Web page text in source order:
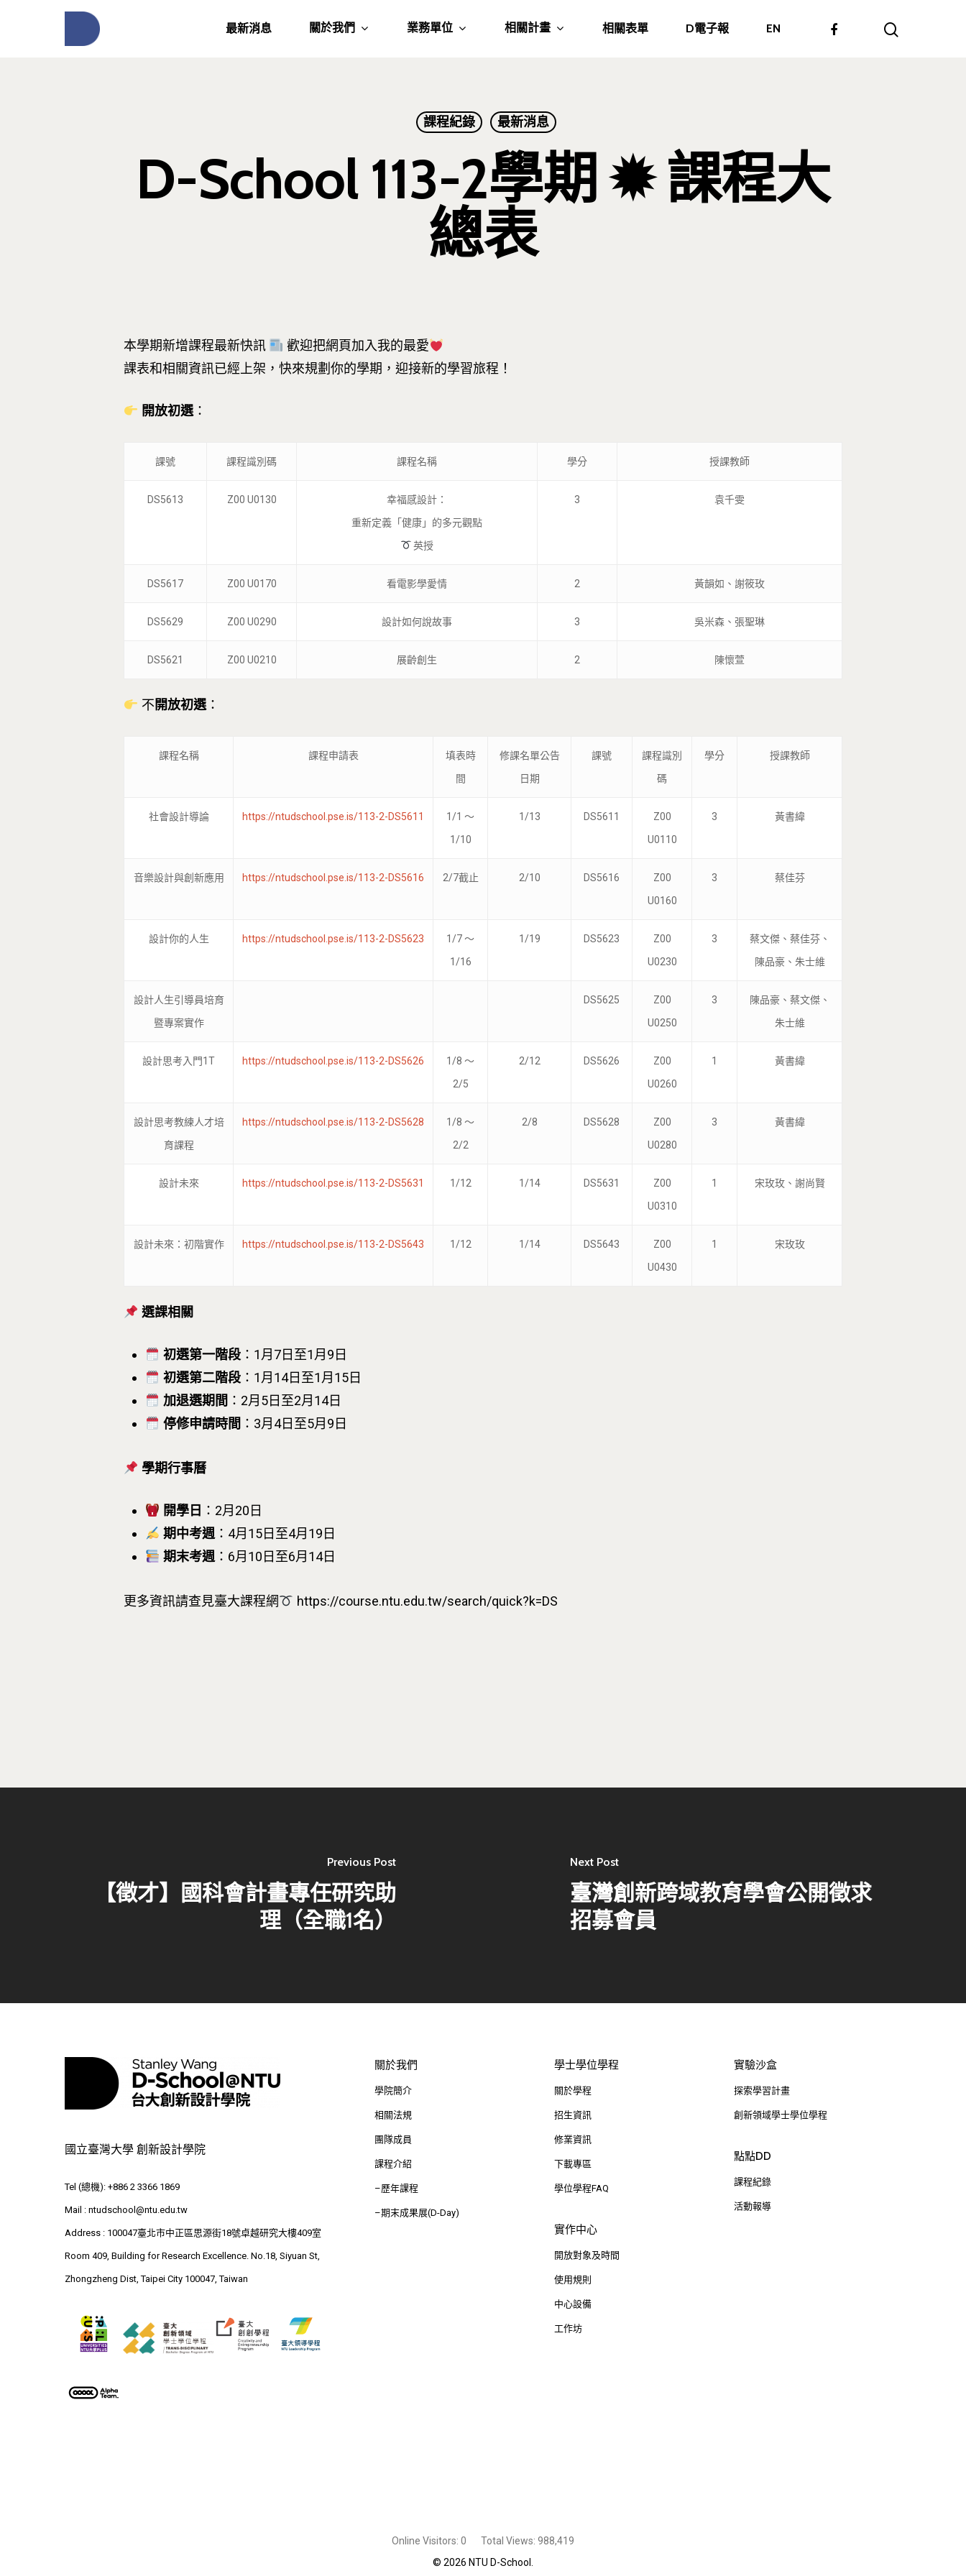
最新消息 關於我們 業務單位 相關計畫 相關表單 D電子報 EN
課程紀錄 最新消息
D-School 113-2學期 ✹ 課程大
總表
本學期新增課程最新快訊
歡迎把網頁加入我的最愛
課表和相關資訊已經上架，快來規劃你的學期，迎接新的學習旅程！
開放初選：
課號 課程識別碼 課程名稱 學分 授課教師
DS5613 Z00 U0130
幸福感設計：
重新定義「健康」的多元觀點
英授
3 袁千雯
DS5617 Z00 U0170 看電影學愛情 2 黃韻如、謝筱玫
DS5629 Z00 U0290 設計如何說故事 3 吳米森、張聖琳
DS5621 Z00 U0210 展齡創生 2 陳懷萱
不開放初選：
課程名稱 課程申請表
填表時
間
修課名單公告
日期
課號
課程識別
碼
學分 授課教師
社會設計導論 https://ntudschool.pse.is/113-2-DS5611
1/1 ～
1/10
1/13 DS5611
Z00
U0110
3 黃書緯
音樂設計與創新應用 https://ntudschool.pse.is/113-2-DS5616 2/7截止 2/10 DS5616
Z00
U0160
3 蔡佳芬
設計你的人生 https://ntudschool.pse.is/113-2-DS5623
1/7 ～
1/16
1/19 DS5623
Z00
U0230
3
蔡文傑、蔡佳芬、
陳品豪、朱士維
設計人生引導員培育
暨專案實作
DS5625
Z00
U0250
3
陳品豪、蔡文傑、
朱士維
設計思考入門1T https://ntudschool.pse.is/113-2-DS5626
1/8 ～
2/5
2/12 DS5626
Z00
U0260
1 黃書緯
設計思考教練人才培
育課程
https://ntudschool.pse.is/113-2-DS5628
1/8 ～
2/2
2/8 DS5628
Z00
U0280
3 黃書緯
設計未來 https://ntudschool.pse.is/113-2-DS5631 1/12 1/14 DS5631
Z00
U0310
1 宋玫玫、謝尚賢
設計未來：初階實作 https://ntudschool.pse.is/113-2-DS5643 1/12 1/14 DS5643
Z00
U0430
1 宋玫玫
選課相關
初選第一階段：1月7日至1月9日
初選第二階段：1月14日至1月15日
加退選期間 ：2月5日至2月14日
停修申請時間 ：3月4日至5月9日
學期行事曆
開學日 ：2月20日
期中考週 ：4月15日至4月19日
期末考週 ：6月10日至6月14日
更多資訊請查見臺大課程網 https://course.ntu.edu.tw/search/quick?k=DS
Previous Post
【徵才】國科會計畫專任研究助
理（全職1名）
Next Post
臺灣創新跨域教育學會公開徵求
招募會員
國立臺灣大學 創新設計學院
Tel (總機): +886 2 3366 1869
Mail : ntudschool@ntu.edu.tw
Address : 100047臺北市中正區思源街18號卓越研究大樓409室
Room 409, Building for Research Excellence. No.18, Siyuan St,
Zhongzheng Dist, Taipei City 100047, Taiwan
關於我們
學院簡介
相關法規
團隊成員
課程介紹
–歷年課程
–期末成果展(D-Day)
學士學位學程
關於學程
招生資訊
修業資訊
下載專區
學位學程FAQ
實作中心
開放對象及時間
使用規則
中心設備
工作坊
實驗沙盒
探索學習計畫
創新領域學士學位學程
點點DD
課程紀錄
活動報導
Online Visitors: 0 Total Views: 988,419
© 2026 NTU D-School.
Address : 100047臺北市中正區思